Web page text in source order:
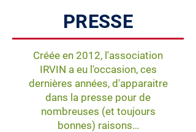
PRESSE
Créée en 2012, l'association
IRVIN a eu l'occasion, ces
dernières années, d'apparaitre
dans la presse pour de
nombreuses (et toujours
bonnes) raisons…